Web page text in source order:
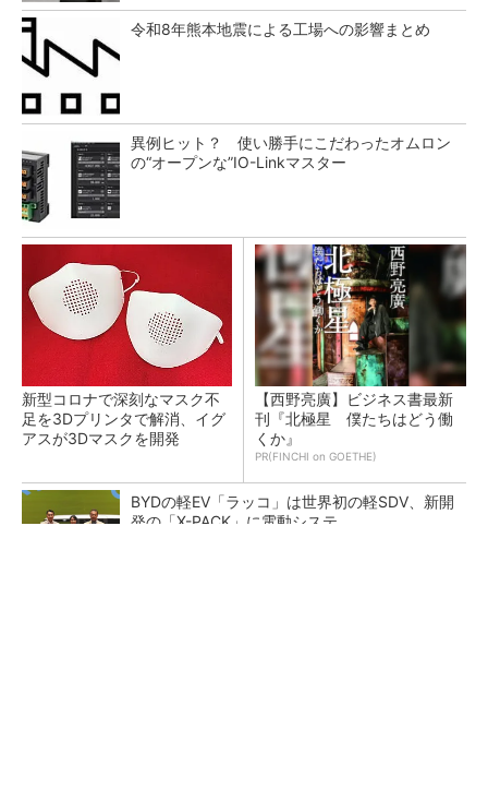
令和8年熊本地震による工場への影響まとめ
異例ヒット？ 使い勝手にこだわったオムロン
の“オープンな”IO-Linkマスター
新型コロナで深刻なマスク不
足を3Dプリンタで解消、イグ
アスが3Dマスクを開発
【西野亮廣】ビジネス書最新
刊『北極星 僕たちはどう働
くか』
PR(FINCHI on GOETHE)
BYDの軽EV「ラッコ」は世界初の軽SDV、新開
発の「X-PACK」に電動システ...